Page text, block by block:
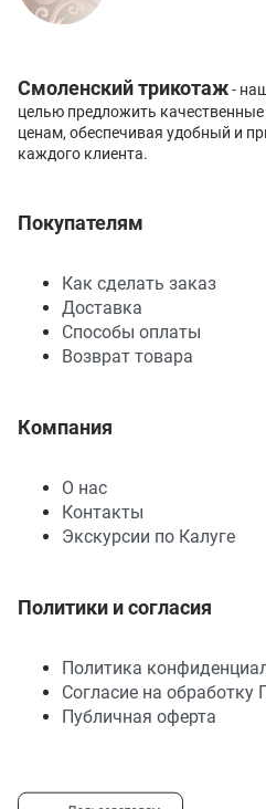
Смоленский трикотаж-
целью предложить
ценам, обеспечивая удобный и
каждого клиента.
Покупателям
Как сделать заказ
Доставка
Способы оплаты
Возврат товара
Компания
О нас
Контакты
Экскурсии по Калуге
Политики и согласия
Политика
Согласие на обработку
Публичная оферта